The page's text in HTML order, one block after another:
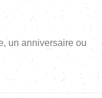
un anniversaire ou